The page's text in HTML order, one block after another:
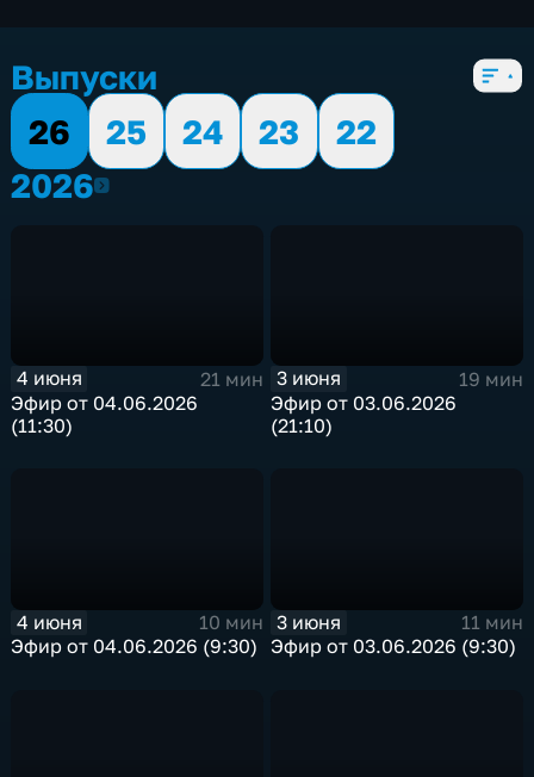
Выпуски
26
25 24 23
22
20262026
4 июня
21 мин
Эфир от 04.06.2026
(11:30)
3 июня
19 мин
Эфир от 03.06.2026
(21:10)
4 июня
10 мин
Эфир от 04.06.2026 (9:30)
3 июня
11 мин
Эфир от 03.06.2026 (9:30)